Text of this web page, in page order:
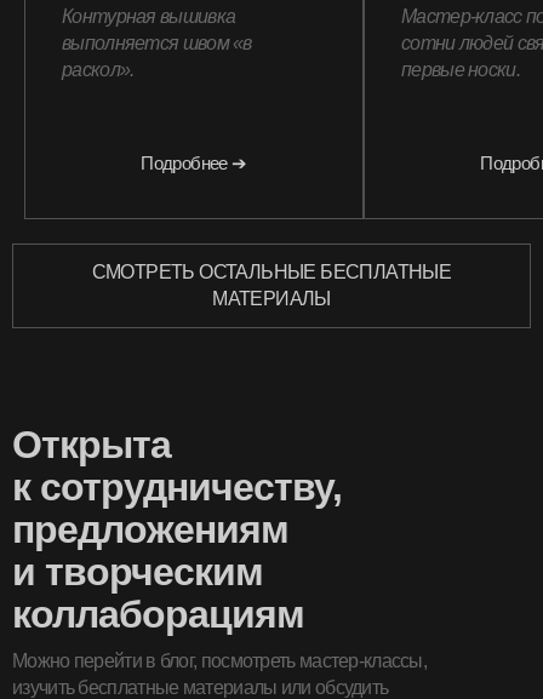
Контурная вышивка
выполняется швом «в
раскол».
Подробнее ➔
Мастер-класс
сотни людей
первые носки.
СМОТРЕТЬ ОСТАЛЬНЫЕ БЕСПЛАТНЫЕ
МАТЕРИАЛЫ
Открыта
к сотрудничеству,
предложениям
и творческим
коллаборациям
Можно перейти в блог, посмотреть мастер-классы,
изучить бесплатные материалы или обсудить